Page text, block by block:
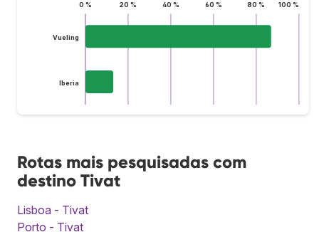
0 % 20 % 40 % 60 % 80 % 100 %
Vueling
Iberia
Rotas mais pesquisadas com
destino Tivat
Lisboa - Tivat
Porto - Tivat